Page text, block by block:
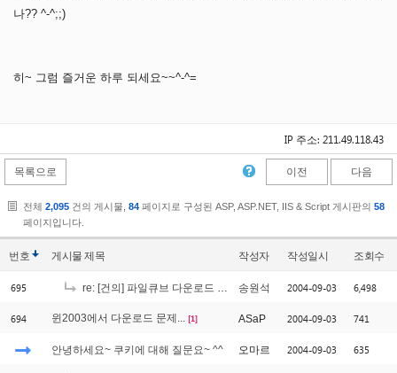
나?? ^-^;;)
히~ 그럼 즐거운 하루 되세요~~^-^=
IP 주소: 211.49.118.43
목록으로 이전 다음
전체 2,095 건의 게시물, 84 페이지로 구성된 ASP, ASP.NET, IIS & Script 게시판의 58
페이지입니다.
번호 게시물제목 작성자 작성일시 조회수
695 re: [건의] 파일큐브 다운로드 로직.. 송원석 2004-09-03 6,498
694 윈2003에서 다운로드 문제... [1] ASaP 2004-09-03 741
안녕하세요~ 쿠키에 대해 질문요~ ^^ 오마르 2004-09-03 635